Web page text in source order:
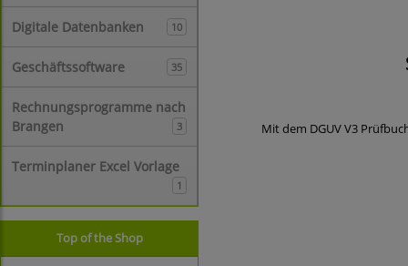
Digitale Datenbanken 10
Geschäftssoftware 35
Rechnungsprogramme nach
Brangen
3
Terminplaner Excel Vorlage
1
Top of the Shop
Mit dem DGUV V3